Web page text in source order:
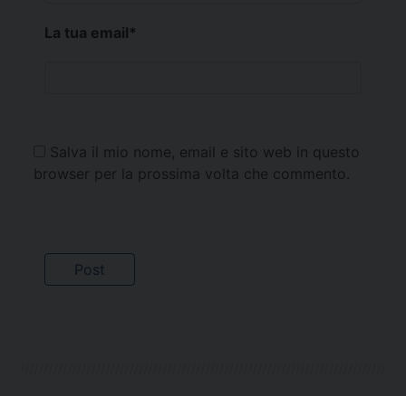
La tua email*
Salva il mio nome, email e sito web in questo
browser per la prossima volta che commento.